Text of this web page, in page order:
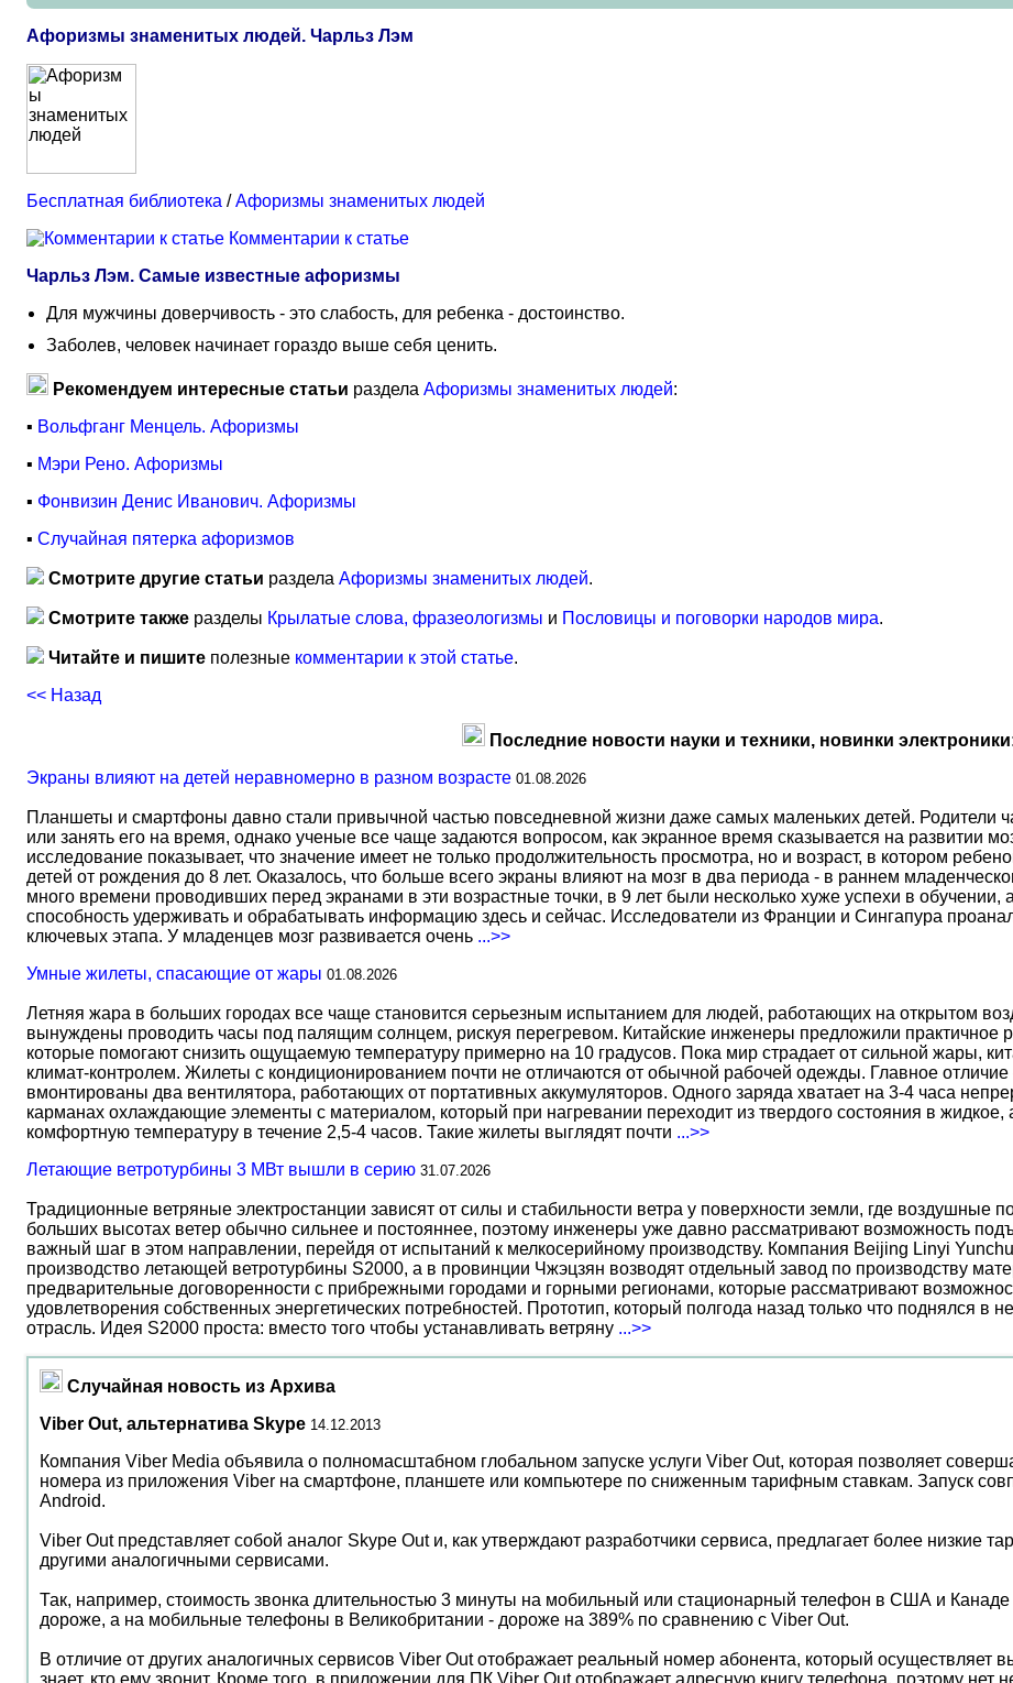
Афоризмы знаменитых людей. Чарльз Лэм
Бесплатная библиотека /Афоризмы знаменитых людей
Комментарии к статье
Чарльз Лэм. Самые известные афоризмы
Для мужчины доверчивость - это слабость, для ребенка - достоинство.
Заболев, человек начинает гораздо выше себя ценить.
Рекомендуем интересные статьи раздела Афоризмы знаменитых людей:
▪ Вольфганг Менцель. Афоризмы
▪ Мэри Рено. Афоризмы
▪ Фонвизин Денис Иванович. Афоризмы
▪ Случайная пятерка афоризмов
Смотрите другие статьи раздела Афоризмы знаменитых людей.
Смотрите также разделы Крылатые слова, фразеологизмы и Пословицы и поговорки народов мира.
Читайте и пишите полезные комментарии к этой статье.
<< Назад
Последние новости науки и техники, новинки
Экраны влияют на детей неравномерно в разном возрасте 01.08.2026
Планшеты и смартфоны давно стали привычной частью повседневной жизни даже самых маленьких детей. Родители
или занять его на время, однако ученые все чаще задаются вопросом, как экранное время сказывается на развитии
исследование показывает, что значение имеет не только продолжительность просмотра, но и возраст, в котором
детей от рождения до 8 лет. Оказалось, что больше всего экраны влияют на мозг в два периода - в раннем
много времени проводивших перед экранами в эти возрастные точки, в 9 лет были несколько хуже успехи в обучении,
способность удерживать и обрабатывать информацию здесь и сейчас. Исследователи из Франции и Сингапура
ключевых этапа. У младенцев мозг развивается очень ...>>
Умные жилеты, спасающие от жары 01.08.2026
Летняя жара в больших городах все чаще становится серьезным испытанием для людей, работающих на открытом
вынуждены проводить часы под палящим солнцем, рискуя перегревом. Китайские инженеры предложили
которые помогают снизить ощущаемую температуру примерно на 10 градусов. Пока мир страдает от сильной жары,
климат-контролем. Жилеты с кондиционированием почти не отличаются от обычной рабочей одежды. Главное
вмонтированы два вентилятора, работающих от портативных аккумуляторов. Одного заряда хватает на 3-4 часа
карманах охлаждающие элементы с материалом, который при нагревании переходит из твердого состояния в
комфортную температуру в течение 2,5-4 часов. Такие жилеты выглядят почти ...>>
Летающие ветротурбины 3 МВт вышли в серию 31.07.2026
Традиционные ветряные электростанции зависят от силы и стабильности ветра у поверхности земли, где
больших высотах ветер обычно сильнее и постояннее, поэтому инженеры уже давно рассматривают возможность
важный шаг в этом направлении, перейдя от испытаний к мелкосерийному производству. Компания Beijing Linyi
производство летающей ветротурбины S2000, а в провинции Чжэцзян возводят отдельный завод по производству
предварительные договоренности с прибрежными городами и горными регионами, которые рассматривают
удовлетворения собственных энергетических потребностей. Прототип, который полгода назад только что поднялся
отрасль. Идея S2000 проста: вместо того чтобы устанавливать ветряну ...>>
Случайная новость из Архива
Viber Out, альтернатива Skype 14.12.2013
Компания Viber Media объявила о полномасштабном глобальном запуске услуги Viber Out, которая позволяет
номера из приложения Viber на смартфоне, планшете или компьютере по сниженным тарифным ставкам. Запуск
Android.
Viber Out представляет собой аналог Skype Out и, как утверждают разработчики сервиса, предлагает более низкие
другими аналогичными сервисами.
Так, например, стоимость звонка длительностью 3 минуты на мобильный или стационарный телефон в США и
дороже, а на мобильные телефоны в Великобритании - дороже на 389% по сравнению с Viber Out.
В отличие от других аналогичных сервисов Viber Out отображает реальный номер абонента, который осуществляет
знает, кто ему звонит. Кроме того, в приложении для ПК Viber Out отображает адресную книгу телефона, поэтому